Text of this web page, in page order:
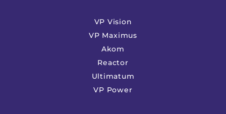
VP Vision
VP Maximus
Akom
Reactor
Ultimatum
VP Power